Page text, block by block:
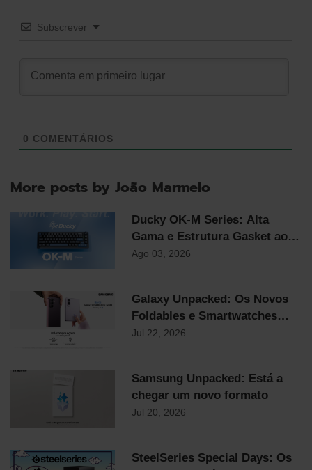
Subscrever
0 COMENTÁRIOS
More posts by João Marmelo
Ducky OK-M Series: Alta
Gama e Estrutura Gasket ao
Preço Mais Competitivo do
Ago 03, 2026
Galaxy Unpacked: Os Novos
Foldables e Smartwatches
Samsung já chegaram!
Jul 22, 2026
Samsung Unpacked: Está a
chegar um novo formato
Jul 20, 2026
SteelSeries Special Days: Os